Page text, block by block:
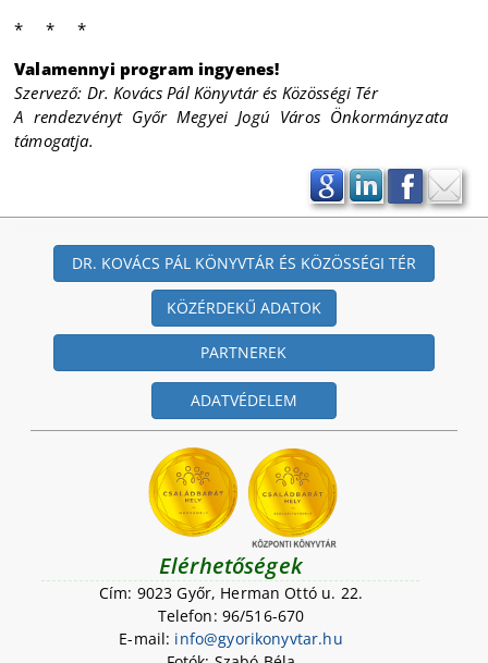
* * *
Valamennyi program ingyenes!
Szervező: Dr. Kovács Pál Könyvtár és Közösségi Tér
A rendezvényt Győr Megyei Jogú Város Önkormányzata
támogatja.
DR. KOVÁCS PÁL KÖNYVTÁR ÉS KÖZÖSSÉGI TÉR
KÖZÉRDEKŰ ADATOK
PARTNEREK
ADATVÉDELEM
Elérhetőségek
Cím: 9023 Győr, Herman Ottó u. 22.
Telefon: 96/516-670
E-mail: info@gyorikonyvtar.hu